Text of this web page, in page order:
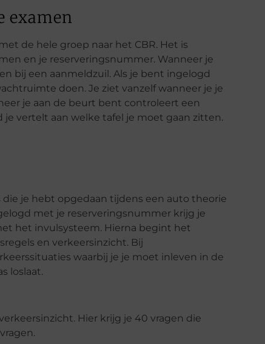
examen
de hele groep naar het CBR. Het is
en je reserveringsnummer. Wanneer je
bij een aanmeldzuil. Als je bent ingelogd
doen. Je ziet vanzelf wanneer je je
je aan de beurt bent controleert een
vertelt aan welke tafel je moet gaan zitten.
je hebt opgedaan tijdens een auto theorie
met je reserveringsnummer krijg je
het invulsysteem. Hierna begint het
en verkeersinzicht. Bij
waarbij je je moet inleven in de
loslaat.
Hier krijg je 40 vragen die